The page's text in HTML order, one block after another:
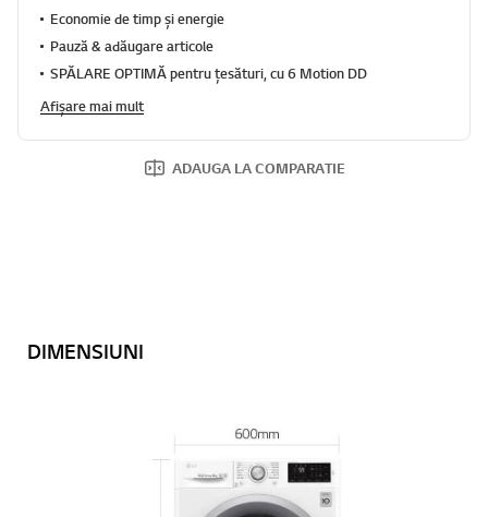
Economie de timp și energie
Pauză & adăugare articole
SPĂLARE OPTIMĂ pentru țesături, cu 6 Motion DD
Afișare mai mult
ADAUGA LA COMPARATIE
DIMENSIUNI